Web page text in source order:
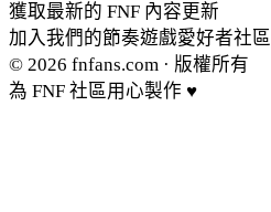
獲取最新的 FNF 內容更新
加入我們的節奏遊戲愛好者社區
© 2026 fnfans.com · 版權所有
為 FNF 社區用心製作 ♥